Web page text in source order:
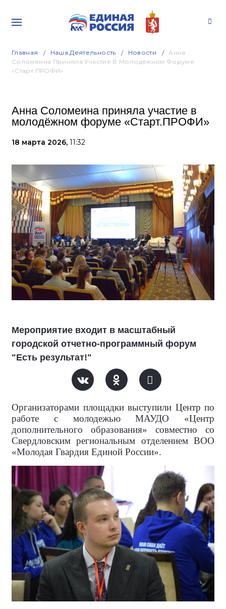
Главная Наша Деятельность Новости
Анна
Соломеина Приняла Участие В Молодёжном Форуме
«Старт.ПРОФИ»
Анна Соломеина приняла участие в
молодёжном форуме «Старт.ПРОФИ»
18 марта 2026, 11:32
Мероприятие входит в масштабный
городской отчетно-программный форум
"Есть результат!"
Организаторами площадки выступили Центр по
работе с молодежью МАУДО «Центр
дополнительного образования» совместно со
Свердловским региональным отделением ВОО
«Молодая Гвардия Единой России».